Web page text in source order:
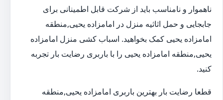
ناهموار و نامناسب باید از شرکت قابل اطمینانی برای
جابجایی و حمل اثاثیه منزل در امامزاده یحیی,منطقه
امامزاده یحیی کمک بخواهید. اسباب کشی منزل امامزاده
یحیی,منطقه امامزاده یحیی را با باربری رضایت بار تجربه
کنید.
قطعا رضایت بار بهترین باربری امامزاده یحیی,منطقه